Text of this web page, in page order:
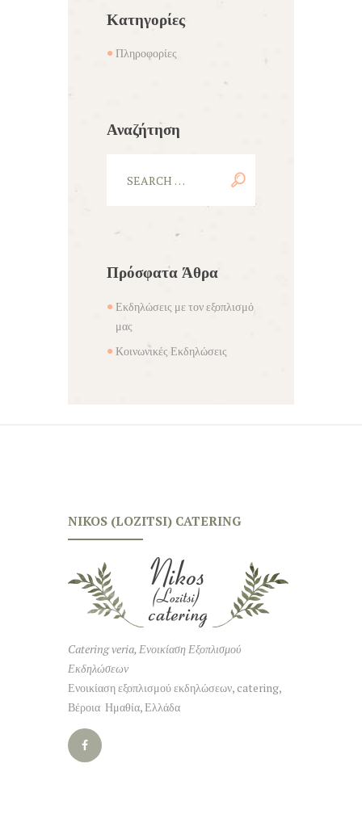
Κατηγορίες
Πληροφορίες
Αναζήτηση
Πρόσφατα Άθρα
Εκδηλώσεις με τον εξοπλισμό
μας
Κοινωνικές Εκδηλώσεις
NIKOS (LOZITSI) CATERING
Catering veria, Ενοικίαση Εξοπλισμού
Εκδηλώσεων
Ενοικίαση εξοπλισμού εκδηλώσεων, catering,
Βέροια Ημαθία, Ελλάδα